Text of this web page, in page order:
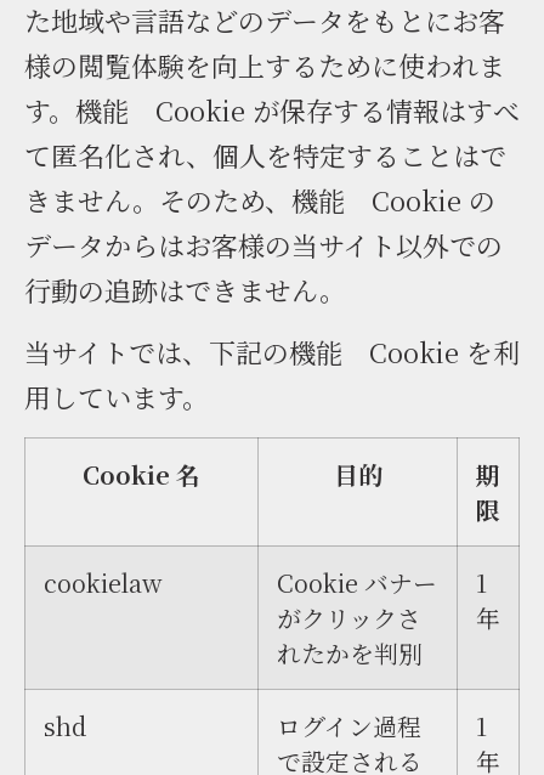
た地域や言語などのデータをもとにお客
様の閲覧体験を向上するために使われま
す。機能 Cookie が保存する情報はすべ
て匿名化され、個人を特定することはで
きません。そのため、機能 Cookie の
データからはお客様の当サイト以外での
行動の追跡はできません。
当サイトでは、下記の機能 Cookie を利
用しています。
Cookie 名 目的
期
限
cookielaw
Cookie バナー
がクリックさ
れたかを判別
1
年
shd
ログイン過程
で設定される
1
年